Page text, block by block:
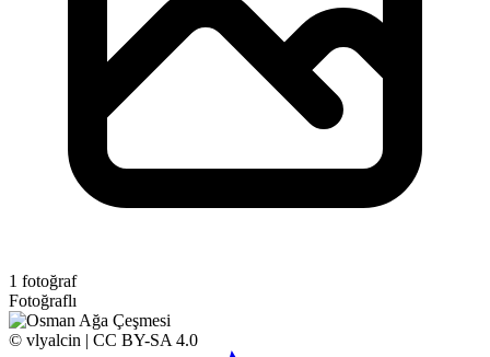
1 fotoğraf
Fotoğraflı
© vlyalcin | CC BY-SA 4.0